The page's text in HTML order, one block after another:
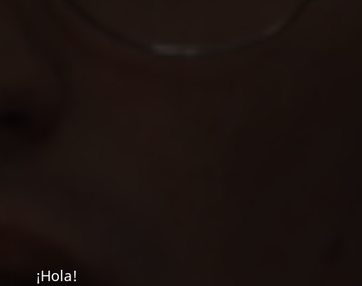
¡Hola!